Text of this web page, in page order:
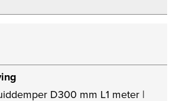
D300 mm L1 meter |